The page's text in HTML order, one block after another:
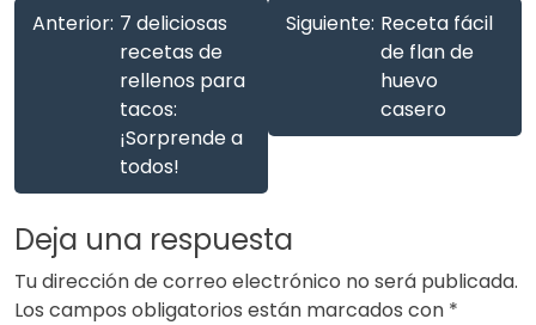
Anterior: 7 deliciosas
recetas de
rellenos para
tacos:
¡Sorprende a
todos!
Siguiente: Receta fácil
de flan de
huevo
casero
Deja una respuesta
Tu dirección de correo electrónico no será publicada.
Los campos obligatorios están marcados con *